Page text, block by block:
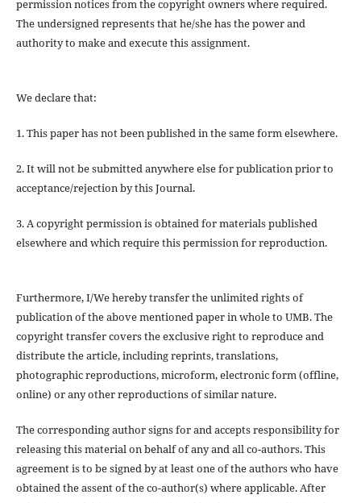
permission notices from the copyright owners where required.
The undersigned represents that he/she has the power and
authority to make and execute this assignment.
We declare that:
1. This paper has not been published in the same form elsewhere.
2. It will not be submitted anywhere else for publication prior to
acceptance/rejection by this Journal.
3. A copyright permission is obtained for materials published
elsewhere and which require this permission for reproduction.
Furthermore, I/We hereby transfer the unlimited rights of
publication of the above mentioned paper in whole to UMB. The
copyright transfer covers the exclusive right to reproduce and
distribute the article, including reprints, translations,
photographic reproductions, microform, electronic form (offline,
online) or any other reproductions of similar nature.
The corresponding author signs for and accepts responsibility for
releasing this material on behalf of any and all co-authors. This
agreement is to be signed by at least one of the authors who have
obtained the assent of the co-author(s) where applicable. After